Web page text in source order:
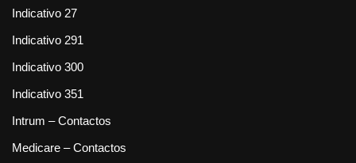
Indicativo 27
Indicativo 291
Indicativo 300
Indicativo 351
Intrum – Contactos
Medicare – Contactos